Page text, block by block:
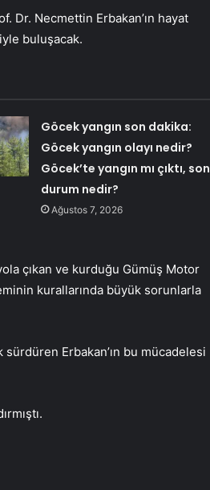
Dr. Necmettin Erbakan’ın hayat
buluşacak.
Göcek yangın son dakika:
Göcek yangın olayı nedir?
Göcek’te yangın mı çıktı, son
durum nedir?
Ağustos 7, 2026
çıkan ve kurduğu Gümüş Motor
kurallarında büyük sorunlarla
Erbakan’ın bu mücadelesi